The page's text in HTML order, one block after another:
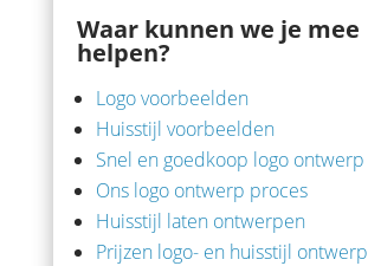
Waar kunnen we je mee
helpen?
Logo voorbeelden
Huisstijl voorbeelden
Snel en goedkoop logo ontwerp
Ons logo ontwerp proces
Huisstijl laten ontwerpen
Prijzen logo- en huisstijl ontwerp